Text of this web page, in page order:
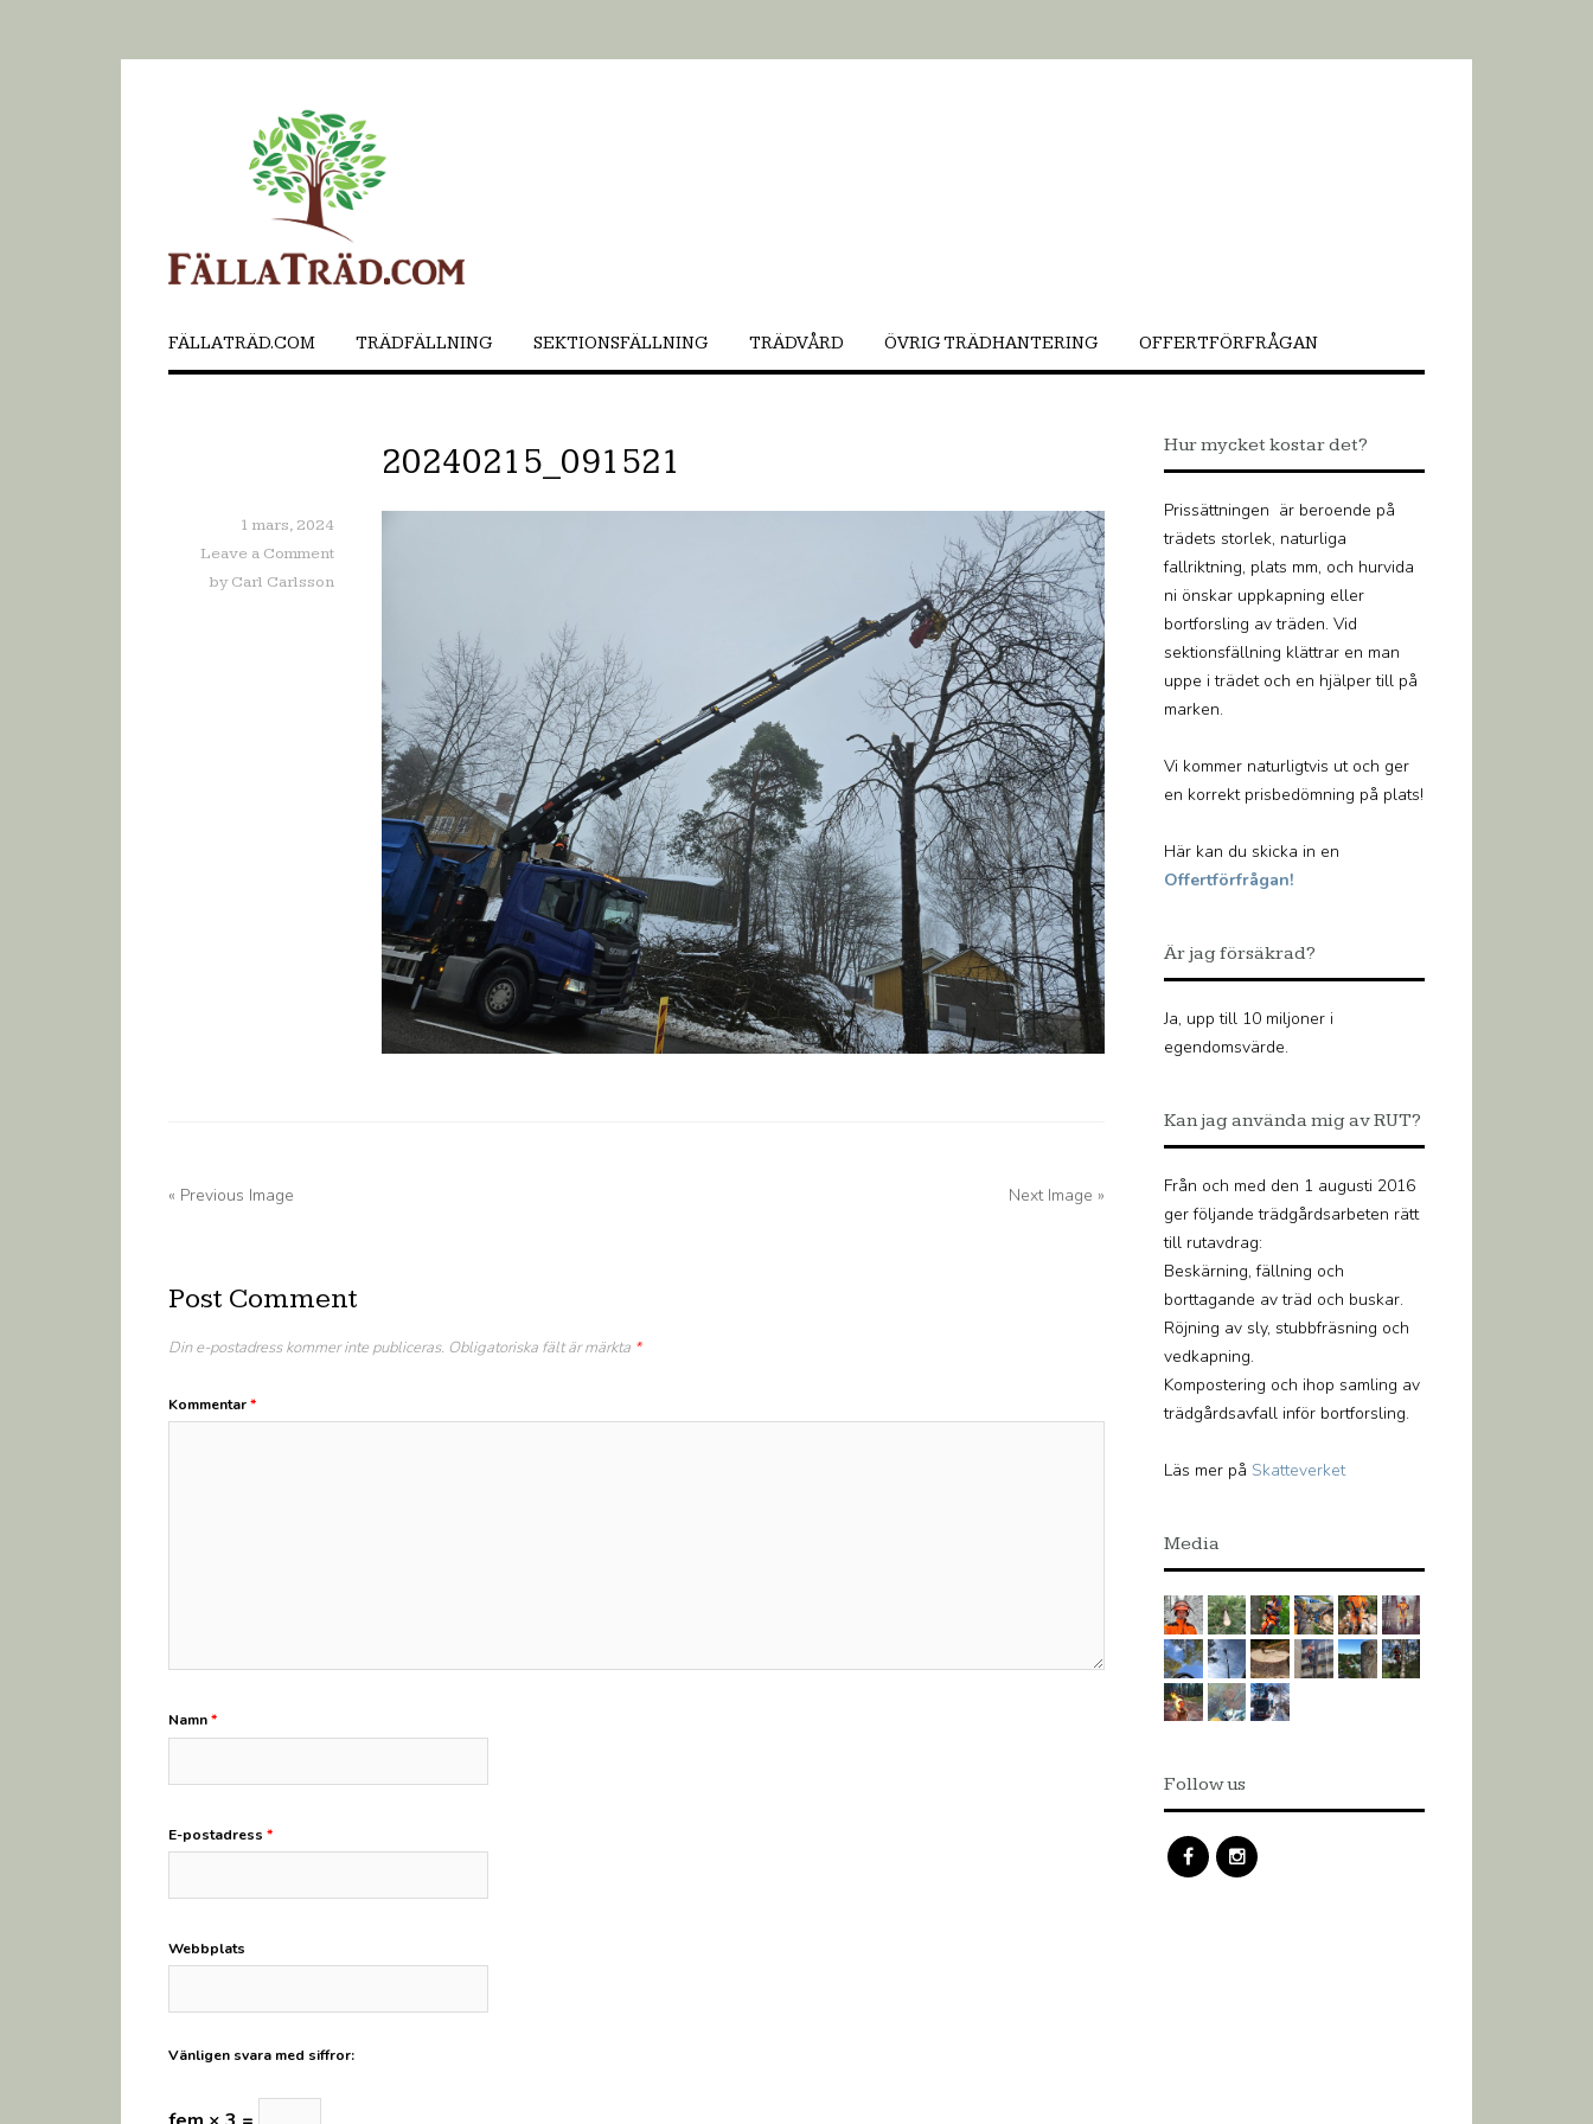
FÄLLATRÄD.COM TRÄDFÄLLNING SEKTIONSFÄLLNING TRÄDVÅRD ÖVRIG TRÄDHANTERING OFFERTFÖRFRÅGAN
20240215_091521
1 mars, 2024
Leave a Comment
byCarl Carlsson
« Previous Image Next Image »
Post Comment
Din e-postadress kommer inte publiceras. Obligatoriska fält är märkta *
Kommentar*
Namn*
E-postadress *
Webbplats
Vänligen svara med siffror:
Hur mycket kostar det?
Prissättningen är beroende på
trädets storlek, naturliga
fallriktning, plats mm, och hurvida
ni önskar uppkapning eller
bortforsling av träden. Vid
sektionsfällning klättrar en man
uppe i trädet och en hjälper till på
marken.
Vi kommer naturligtvis ut och ger
en korrekt prisbedömning på plats!
Här kan du skicka in en
Offertförfrågan!
Är jag försäkrad?
Ja, upp till 10 miljoner i
egendomsvärde.
Kan jag använda mig av RUT?
Från och med den 1 augusti 2016
ger följande trädgårdsarbeten rätt
till rutavdrag:
Beskärning, fällning och
borttagande av träd och buskar.
Röjning av sly, stubbfräsning och
vedkapning.
Kompostering och ihop samling av
trädgårdsavfall inför bortforsling.
Läs mer på Skatteverket
Media
Follow us